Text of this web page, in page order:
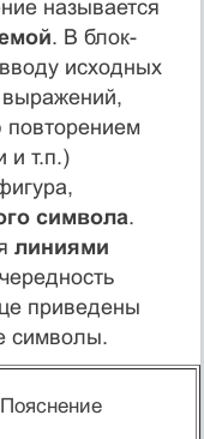
называется
. В блок-
исходных
повторением
и т.п.)
символа.
линиями
приведены
символы.
Пояснение